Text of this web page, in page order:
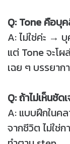
Q: Tone คือบุ
A: ไม่ใช่ค่ะ →
แต่ Tone จะโ
เฉย ๆ บรรยาก
Q: ถ้าไม่เห็นชัด
A: แบบฝึกในค
จากชีวิต ไม่ใช่